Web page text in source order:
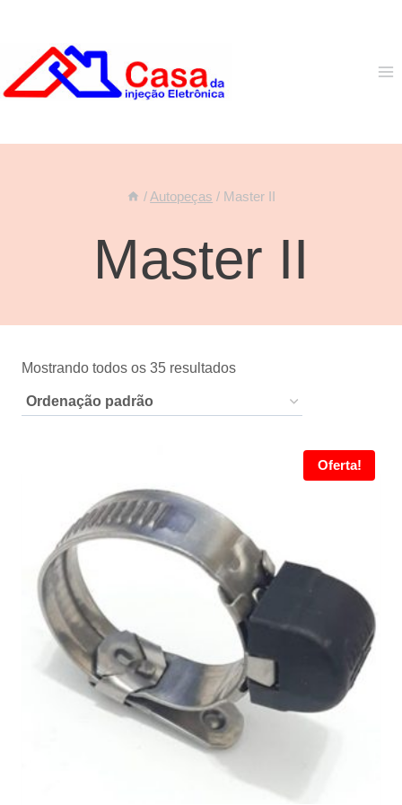
Conteúdo
/Autopeças / Master II
Master II
Mostrando todos os 35 resultados
Oferta!